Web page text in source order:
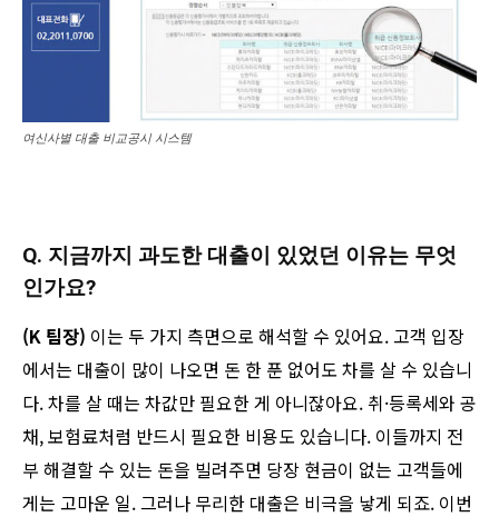
여신사별 대출 비교공시 시스템
Q. 지금까지 과도한 대출이 있었던 이유는 무엇
인가요?
(K 팀장) 이는 두 가지 측면으로 해석할 수 있어요. 고객 입장
에서는 대출이 많이 나오면 돈 한 푼 없어도 차를 살 수 있습니
다. 차를 살 때는 차값만 필요한 게 아니잖아요. 취·등록세와 공
채, 보험료처럼 반드시 필요한 비용도 있습니다. 이들까지 전
부 해결할 수 있는 돈을 빌려주면 당장 현금이 없는 고객들에
게는 고마운 일. 그러나 무리한 대출은 비극을 낳게 되죠. 이번